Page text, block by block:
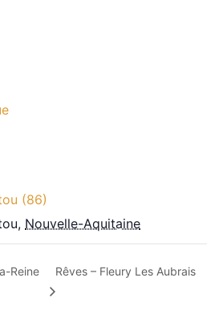
(86)
, Nouvelle-Aquitaine
Reine Rêves – Fleury Les Aubrais